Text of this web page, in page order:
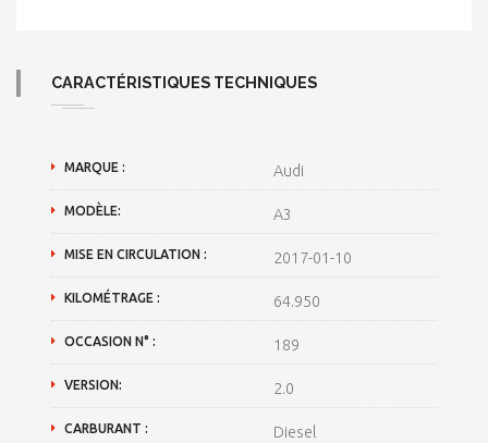
CARACTÉRISTIQUES TECHNIQUES
MARQUE : Audi
MODÈLE: A3
MISE EN CIRCULATION : 2017-01-10
KILOMÉTRAGE : 64.950
OCCASION N° : 189
VERSION: 2.0
CARBURANT : Diesel